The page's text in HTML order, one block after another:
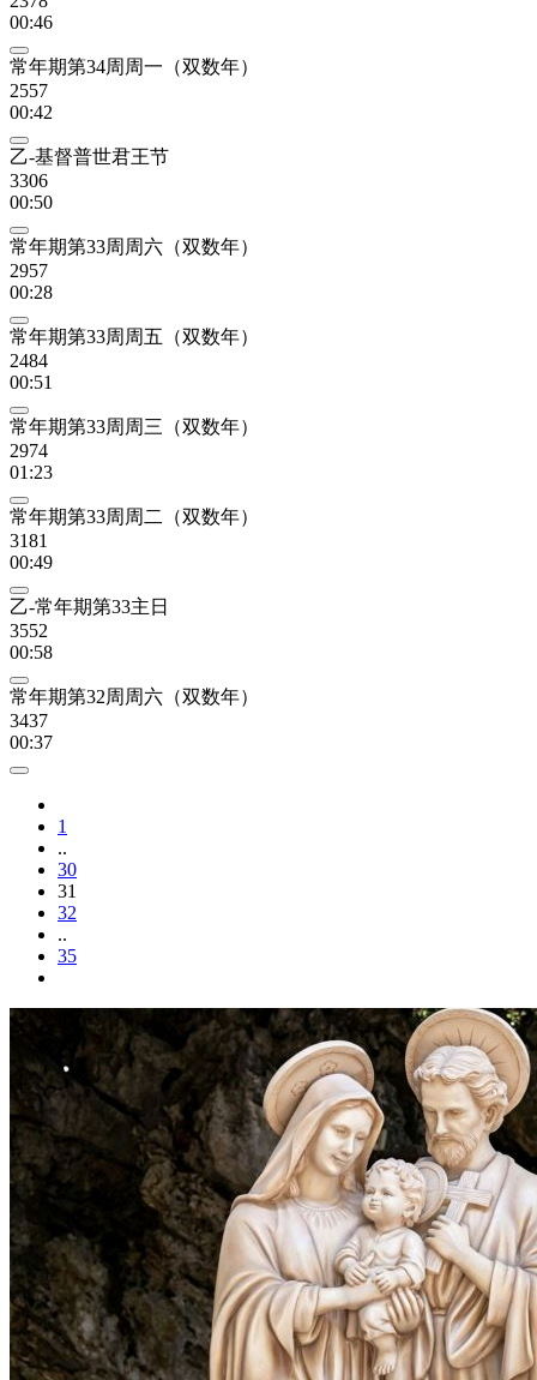
00:46
常年期第34周周一（双数年）
2557
00:42
乙-基督普世君王节
3306
00:50
常年期第33周周六（双数年）
2957
00:28
常年期第33周周五（双数年）
2484
00:51
常年期第33周周三（双数年）
2974
01:23
常年期第33周周二（双数年）
3181
00:49
乙-常年期第33主日
3552
00:58
常年期第32周周六（双数年）
3437
00:37
1
..
30
31
32
..
35